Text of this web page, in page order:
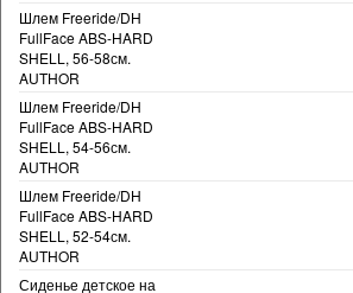
Шлем Freeride/DH
FullFace ABS-HARD
SHELL, 56-58см.
AUTHOR
Шлем Freeride/DH
FullFace ABS-HARD
SHELL, 54-56см.
AUTHOR
Шлем Freeride/DH
FullFace ABS-HARD
SHELL, 52-54см.
AUTHOR
Сиденье детское на